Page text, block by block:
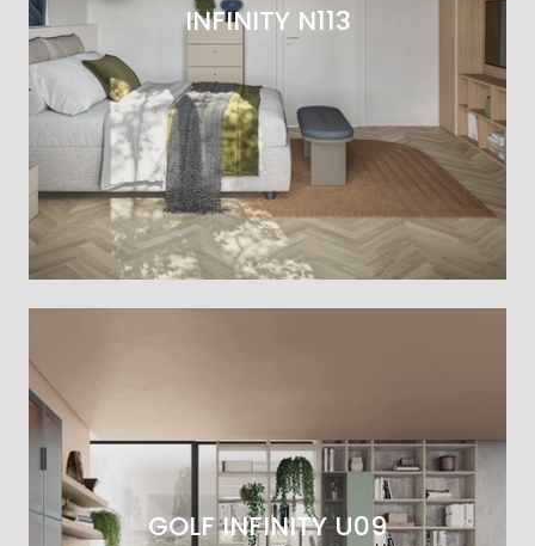
INFINITY N113
GOLF INFINITY U09